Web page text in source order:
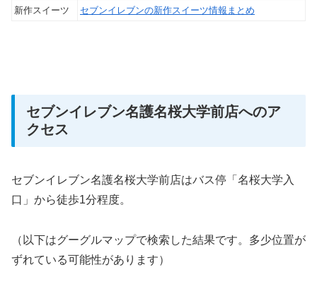
新作スイーツ セブンイレブンの新作スイーツ情報まとめ
セブンイレブン名護名桜大学前店へのア
クセス
セブンイレブン名護名桜大学前店はバス停「名桜大学入
口」から徒歩1分程度。
（以下はグーグルマップで検索した結果です。多少位置が
ずれている可能性があります）